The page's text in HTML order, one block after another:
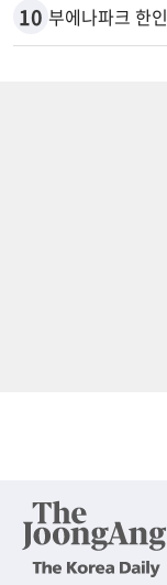
10 부에나파크 한